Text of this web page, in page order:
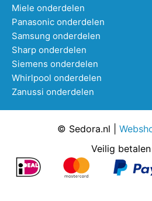
Miele onderdelen
Panasonic onderdelen
Samsung onderdelen
Sharp onderdelen
Siemens onderdelen
Whirlpool onderdelen
Zanussi onderdelen
© Sedora.nl |
Veilig